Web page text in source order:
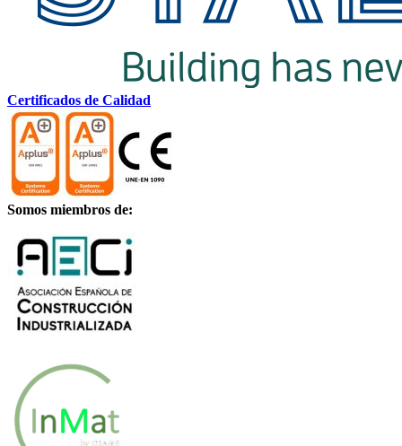
Certificados de Calidad
Somos miembros de: